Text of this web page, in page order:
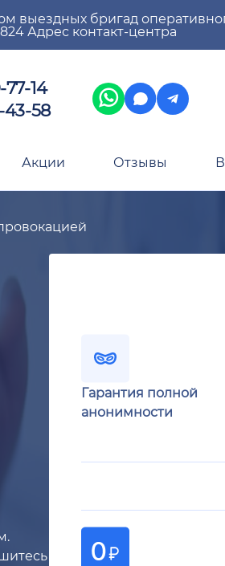
выездных бригад
Адрес контакт-центра
14
43-58
Акции Отзывы
Гарантия полной
анонимности